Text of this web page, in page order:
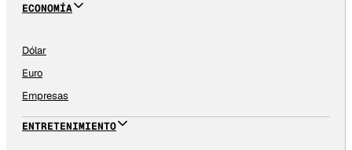
ECONOMÍA
Dólar
Euro
Empresas
ENTRETENIMIENTO